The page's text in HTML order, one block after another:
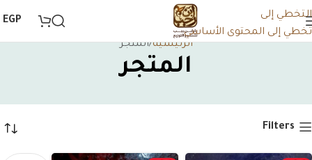
التخطي إلى
تخطي إلى المحتوى الأساسي
EGP
الرئيسية المتجر
المتجر
Filters